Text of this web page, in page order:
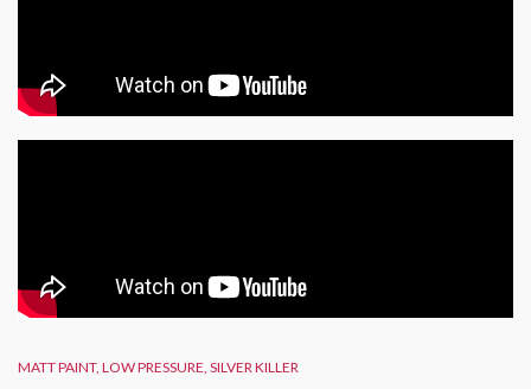
MATT PAINT, LOW PRESSURE, SILVER KILLER